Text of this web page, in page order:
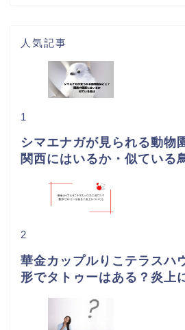
人気記事
1
シマエナガが見られる動物
関西にはいるか・似ている
2
華金カップルりこテラスハ
形でタトゥーはある？炎上